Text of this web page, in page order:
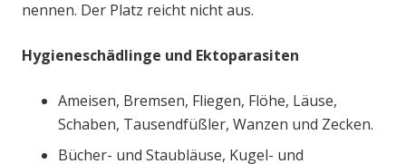
nennen. Der Platz reicht nicht aus.
Hygieneschädlinge und Ektoparasiten
Ameisen, Bremsen, Fliegen, Flöhe, Läuse,
Schaben, Tausendfüßler, Wanzen und Zecken.
Bücher- und Staubläuse, Kugel- und